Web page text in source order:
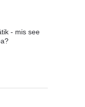
- mis see